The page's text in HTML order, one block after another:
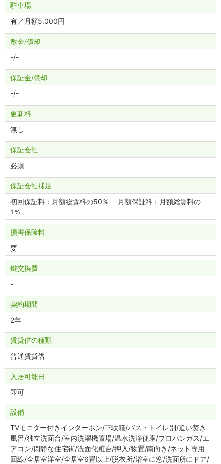
駐車場
有／月額5,000円
敷金 償却
- -
保証金 償却
- -
更新料
無し
保証会社
必須
保証会社補足
初回保証料：月額総賃料の50％ 月額保証料：月額総賃料の
1％
損害保険料
要
鍵交換費
-
契約期間
2年
賃貸借の種類
普通賃貸借
入居可能日
即可
設備
TVモニター付きインターホン/下駄箱/バス・トイレ別/追い焚き
風呂/独立洗面台/室内洗濯機置場/温水洗浄便座/プロパンガス/エ
アコン/閑静な住宅街/洗面化粧台/押入/物置/南向き/ネット専用
回線/全居室洋室/全居室6畳以上/脱衣所/浴室に窓/洗面所にドア/